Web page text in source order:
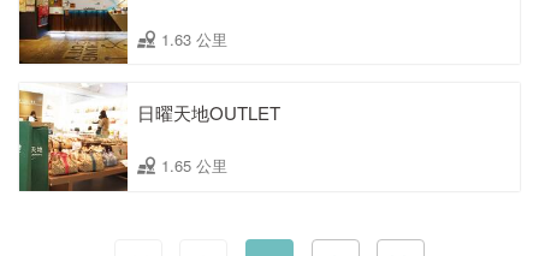
1.63 公里
日曜天地OUTLET
1.65 公里